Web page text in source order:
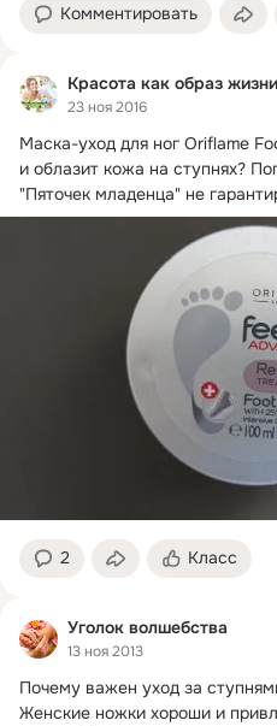
Комментировать
Красота как образ жизни
23 ноя 2016
Маска-уход для ног Oriflame
и облазит кожа на ступнях?
"Пяточек младенца" не
2 Класс
Уголок волшебства
13 ноя 2013
Почему важен уход за
Женские ножки хороши и